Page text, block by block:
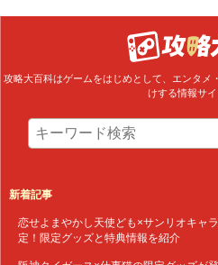
攻略大百科はゲームをはじめとして、エンタメ
けする情報サイ
新着記事
恋せよまやかし天使ども×サンリオキャ
定！限定グッズと特典情報を紹介